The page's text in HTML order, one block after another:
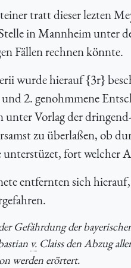
tratt dieser lezten
in Mannheim unter
Fällen rechnen könnte.
wurde hierauf {3r}
2. genohmmene
Vorlag der
zu überlaßen, ob
unterstüzet, fort welcher
entfernten sich
Gefährdung der
v. Claiss den Abzug
werden erörtert.